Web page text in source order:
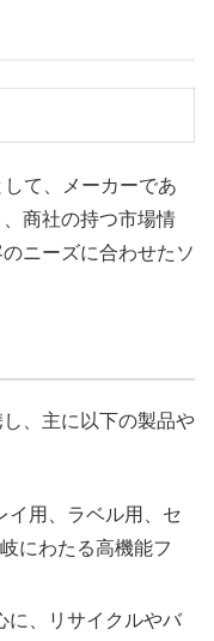
して、メーカーであ
商社の持つ市場情
ニーズに合わせたソ
、主に以下の製品や
イ用、ラベル用、セ
にわたる高機能フ
に、リサイクルやバ